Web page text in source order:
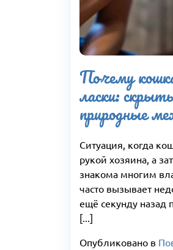
Почему
ласки:
природные
Ситуация, когда
рукой хозяина, а
знакома многим
часто вызывает
ещё секунду назад
[...]
Опубликовано в